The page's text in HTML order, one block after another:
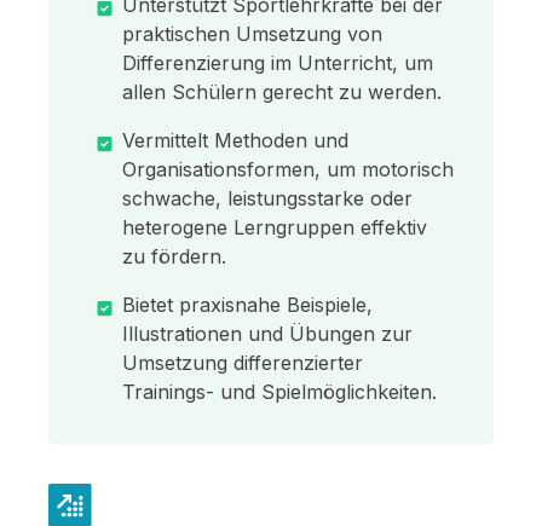
praktischen Umsetzung von
Differenzierung im Unterricht, um
allen Schülern gerecht zu werden.
Vermittelt Methoden und
Organisationsformen, um motorisch
schwache, leistungsstarke oder
heterogene Lerngruppen effektiv
zu fördern.
Bietet praxisnahe Beispiele,
Illustrationen und Übungen zur
Umsetzung differenzierter
Trainings- und Spielmöglichkeiten.